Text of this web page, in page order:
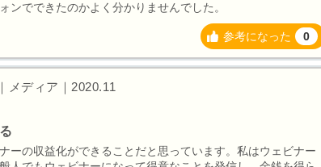
ンでできたのかよく分かりませんでした。
参考になった 0
メディア｜2020.11
ーの収益化ができることだと思っています。私はウェビナー